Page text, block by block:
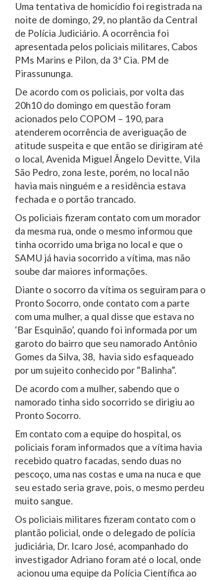
Uma tentativa de homicídio foi registrada na
noite de domingo, 29, no plantão da Central
de Polícia Judiciário. A ocorrência foi
apresentada pelos policiais militares, Cabos
PMs Marins e Pilon, da 3ª Cia. PM de
Pirassununga.
De acordo com os policiais, por volta das
20h10 do domingo em questão foram
acionados pelo COPOM – 190, para
atenderem ocorrência de averiguação de
atitude suspeita e que então se dirigiram até
o local, Avenida Miguel Ângelo Devitte, Vila
São Pedro, zona leste, porém, no local não
havia mais ninguém e a residência estava
fechada e o portão trancado.
Os policiais fizeram contato com um morador
da mesma rua, onde o mesmo informou que
tinha ocorrido uma briga no local e que o
SAMU já havia socorrido a vítima, mas não
soube dar maiores informações.
Diante o socorro da vítima os seguiram para o
Pronto Socorro, onde contato com a parte
com uma mulher, a qual disse que estava no
‘Bar Esquinão’, quando foi informada por um
garoto do bairro que seu namorado Antônio
Gomes da Silva, 38, havia sido esfaqueado
por um sujeito conhecido por “Balinha”.
De acordo com a mulher, sabendo que o
namorado tinha sido socorrido se dirigiu ao
Pronto Socorro.
Em contato com a equipe do hospital, os
policiais foram informados que a vítima havia
recebido quatro facadas, sendo duas no
pescoço, uma nas costas e uma na nuca e que
seu estado seria grave, pois, o mesmo perdeu
muito sangue.
Os policiais militares fizeram contato com o
plantão policial, onde o delegado de polícia
judiciária, Dr. Icaro José, acompanhado do
investigador Adriano foram até o local, onde
acionou uma equipe da Polícia Científica ao